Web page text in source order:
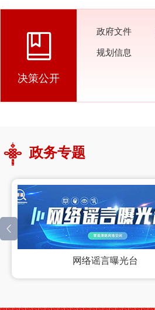
决策公开
政府文件
规划信息
政务专题
网络谣言曝光台